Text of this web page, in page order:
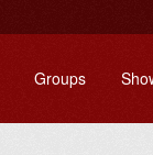
Groups